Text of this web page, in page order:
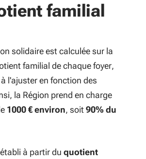
familial
solidaire est calculée sur la
familial de chaque foyer,
l'ajuster en fonction des
la Région prend en charge
1000 € environ, soit90% du
à partir du quotient